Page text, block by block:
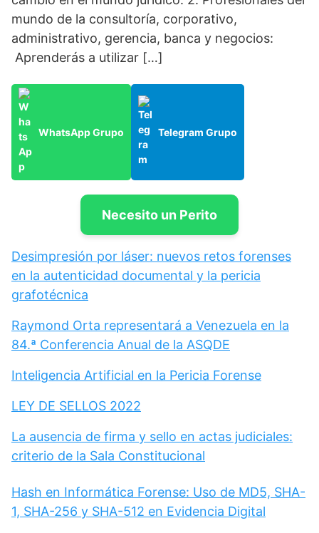
mundo de la consultoría, corporativo,
administrativo, gerencia, banca y negocios:
Aprenderás a utilizar […]
WhatsApp Grupo Telegram Grupo
Necesito un Perito
Desimpresión por láser: nuevos retos forenses
en la autenticidad documental y la pericia
grafotécnica
Raymond Orta representará a Venezuela en la
84.ª Conferencia Anual de la ASQDE
Inteligencia Artificial en la Pericia Forense
LEY DE SELLOS 2022
La ausencia de firma y sello en actas judiciales:
criterio de la Sala Constitucional
Hash en Informática Forense: Uso de MD5, SHA-
1, SHA-256 y SHA-512 en Evidencia Digital